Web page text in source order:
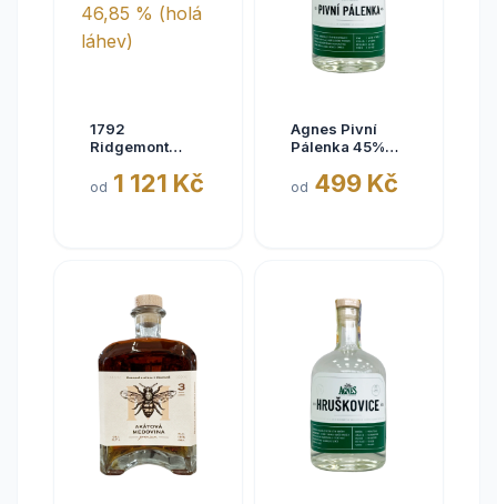
1792
Ridgemont
Bourbon 0.7l
od 1 121 Kč
Agnes Pivní
Pálenka 45%
od 499 Kč